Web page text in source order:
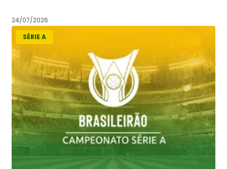
24/07/2026
SÉRIE A